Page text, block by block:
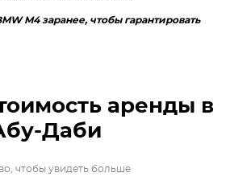
M4 заранее, чтобы гарантировать
аренды в
Даби
чтобы увидеть больше